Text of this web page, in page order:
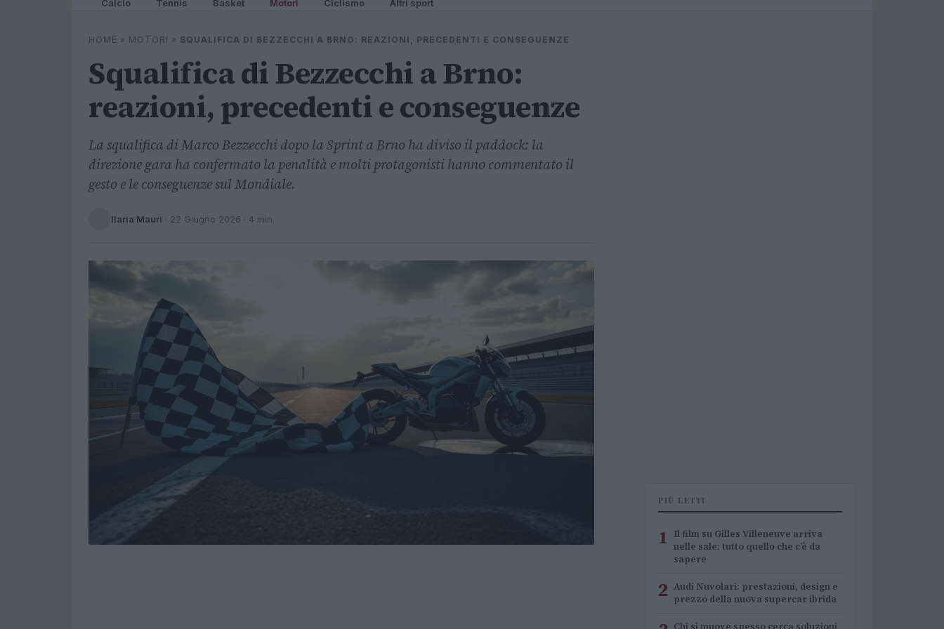
Calcio Tennis Basket Motori Ciclismo Altri sport
HOME » MOTORI » SQUALIFICA DI BEZZECCHI A BRNO: REAZIONI, PRECEDENTI E CONSEGUENZE
Squalifica di Bezzecchi a Brno:
reazioni, precedenti e conseguenze
La squalifica di Marco Bezzecchi dopo la Sprint a Brno ha diviso il paddock: la
direzione gara ha confermato la penalità e molti protagonisti hanno commentato il
gesto e le conseguenze sul Mondiale.
Ilaria Mauri · 22 Giugno 2026 · 4 min
PIÙ LETTI
1 Il film su Gilles Villeneuve arriva
nelle sale: tutto quello che c’è da
sapere
2 Audi Nuvolari: prestazioni, design e
prezzo della nuova supercar ibrida
Chi si muove spesso cerca soluzioni